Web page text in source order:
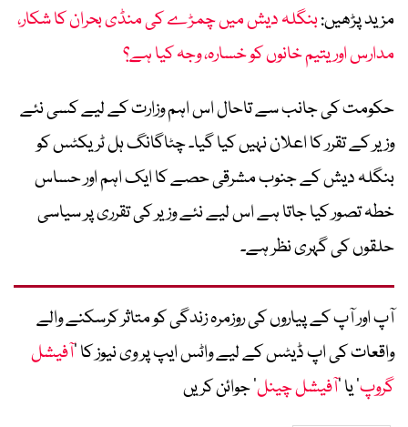
مزید پڑھیں:بنگلہ دیش میں چمڑے کی منڈی بحران کا شکار،
مدارس اور یتیم خانوں کو خسارہ، وجہ کیا ہے؟
حکومت کی جانب سے تاحال اس اہم وزارت کے لیے کسی نئے
وزیر کے تقرر کا اعلان نہیں کیا گیا۔ چٹاگانگ ہل ٹریکٹس کو
بنگلہ دیش کے جنوب مشرقی حصے کا ایک اہم اور حساس
خطہ تصور کیا جاتا ہے اس لیے نئے وزیر کی تقرری پر سیاسی
حلقوں کی گہری نظر ہے۔
آپ اور آپ کے پیاروں کی روزمرہ زندگی کو متاثر کرسکنے والے
واقعات کی اپ ڈیٹس کے لیے واٹس ایپ پر وی نیوز کا ’آفیشل
گروپ‘ یا ’آفیشل چینل‘ جوائن کریں